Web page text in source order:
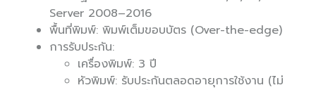
Server 2008–2016
พื้นที่พิมพ์: พิมพ์เต็มขอบบัตร (Over-the-edge)
การรับประกัน:
เครื่องพิมพ์: 3 ปี
หัวพิมพ์: รับประกันตลอดอายุการใช้งาน (ไม่